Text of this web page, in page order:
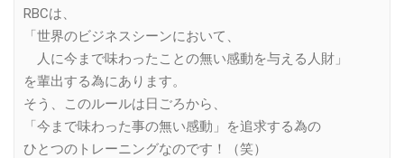
RBCは、
「世界のビジネスシーンにおいて、
人に今まで味わったことの無い感動を与える人財」
を輩出する為にあります。
そう、このルールは日ごろから、
「今まで味わった事の無い感動」を追求する為の
ひとつのトレーニングなのです！（笑）